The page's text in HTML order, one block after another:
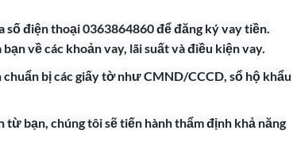
số điện thoại 0363864860 để đăng ký vay tiền.
về các khoản vay, lãi suất và điều kiện vay.
bị các giấy tờ như CMND/CCCD, sổ hộ khẩu
bạn, chúng tôi sẽ tiến hành thẩm định khả năng